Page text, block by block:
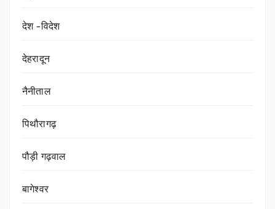
देश -विदेश
देहरादून
नैनीताल
पिथौरागढ़
पौड़ी गढ़वाल
बागेश्वर